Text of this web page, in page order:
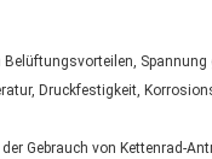
Druckfestigkeit,
Gebrauch von Kettenrad-